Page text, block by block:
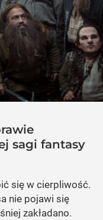
sagi fantasy
się w cierpliwość.
nie pojawi się
zakładano.